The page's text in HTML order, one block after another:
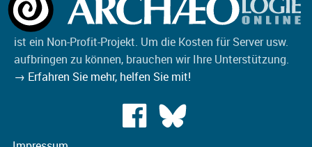
ist ein Non-Profit-Projekt. Um die Kosten für Server usw.
aufbringen zu können, brauchen wir Ihre Unterstützung.
→ Erfahren Sie mehr, helfen Sie mit!